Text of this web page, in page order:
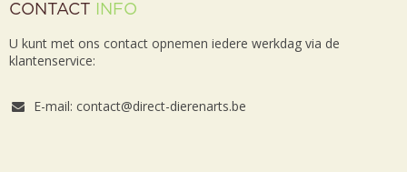
CONTACT INFO
U kunt met ons contact opnemen iedere werkdag via de
klantenservice:
E-mail: contact@direct-dierenarts.be